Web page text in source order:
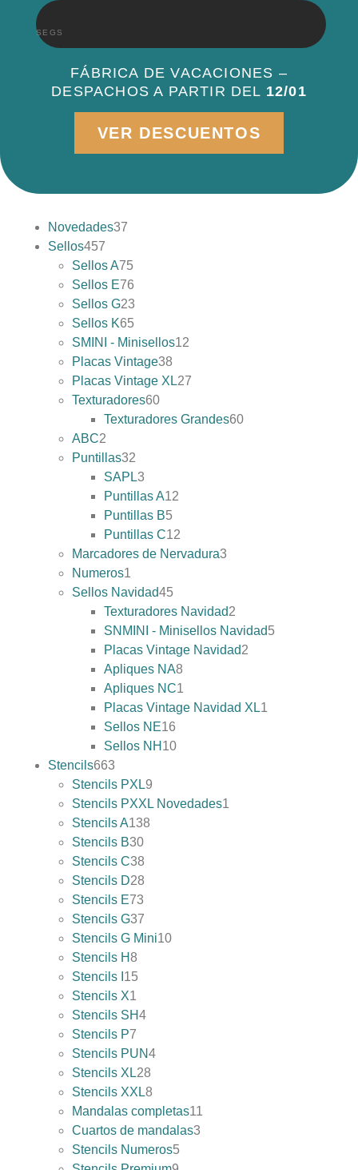
SEGS
FÁBRICA DE VACACIONES –
DESPACHOS A PARTIR DEL 12/01
VER DESCUENTOS
Novedades37
Sellos457
Sellos A75
Sellos E76
Sellos G23
Sellos K65
SMINI - Minisellos12
Placas Vintage38
Placas Vintage XL27
Texturadores60
Texturadores Grandes60
ABC2
Puntillas32
SAPL3
Puntillas A12
Puntillas B5
Puntillas C12
Marcadores de Nervadura3
Numeros1
Sellos Navidad45
Texturadores Navidad2
SNMINI - Minisellos Navidad5
Placas Vintage Navidad2
Apliques NA8
Apliques NC1
Placas Vintage Navidad XL1
Sellos NE16
Sellos NH 10
Stencils663
Stencils PXL9
Stencils PXXL Novedades1
Stencils A138
Stencils B30
Stencils C38
Stencils D28
Stencils E73
Stencils G37
Stencils G Mini10
Stencils H8
Stencils I 15
Stencils X1
Stencils SH4
Stencils P7
Stencils PUN4
Stencils XL28
Stencils XXL8
Mandalas completas11
Cuartos de mandalas3
Stencils Numeros5